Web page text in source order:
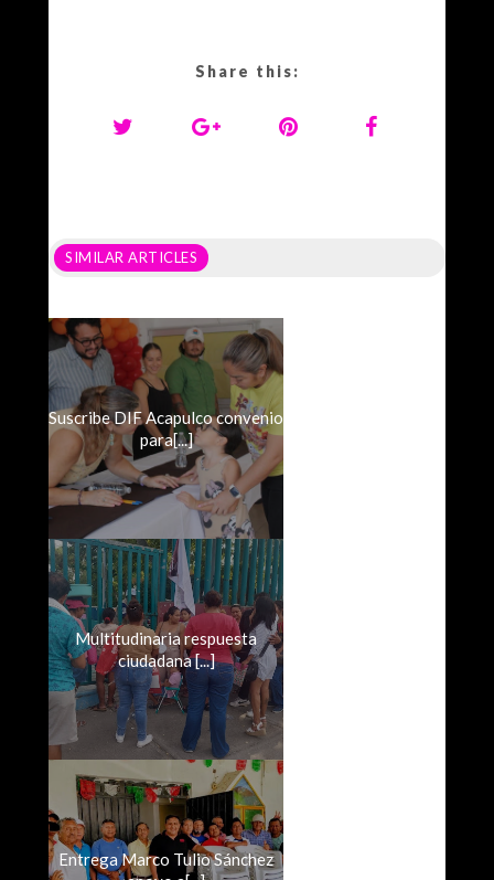
Share this:
SIMILAR ARTICLES
Suscribe DIF Acapulco convenio
para[...]
Multitudinaria respuesta
ciudadana [...]
Entrega Marco Tulio Sánchez